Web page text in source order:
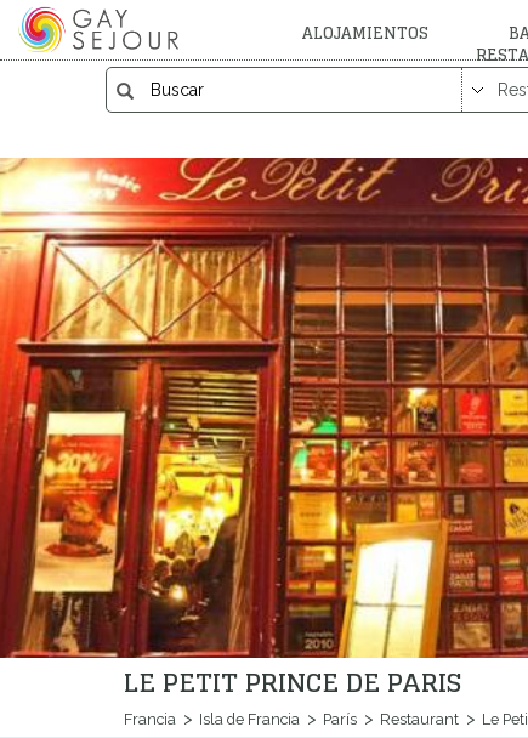
ALOJAMIENTOS
LE PETIT PRINCE DE PARIS
Francia Isla de Francia París Restaurant Le